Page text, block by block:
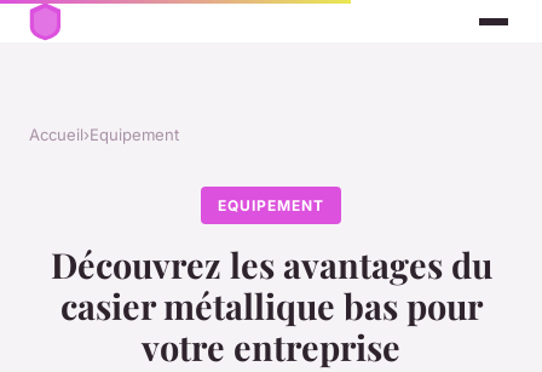
Accueil›Equipement
EQUIPEMENT
Découvrez les avantages du
casier métallique bas pour
votre entreprise